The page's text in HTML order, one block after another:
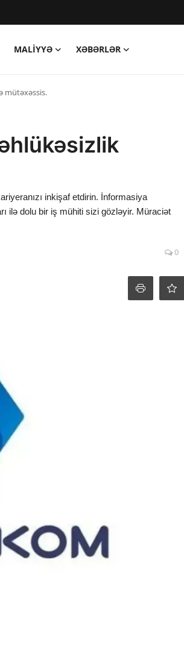
MALIYYƏ
XƏBƏRLƏR
mütəxəssis.
inkişaf etdirin. İnformasiya
ilə dolu bir iş mühiti sizi gözləyir. Müraciət
0